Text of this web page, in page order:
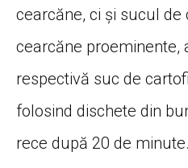
cearcăne, ci și sucul de
cearcăne proeminente,
respectivă suc de
folosind dischete din
rece după 20 de minute.